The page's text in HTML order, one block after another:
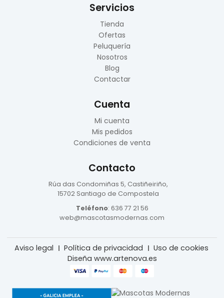
Servicios
Tienda
Ofertas
Peluquería
Nosotros
Blog
Contactar
Cuenta
Mi cuenta
Mis pedidos
Condiciones de venta
Contacto
Rúa das Condomiñas 5, Castiñeiriño,
15702 Santiago de Compostela
Teléfono: 636 77 21 56
web@mascotasmodernas.com
Aviso legal Política de privacidad
Uso de cookies
Diseña www.artenova.es